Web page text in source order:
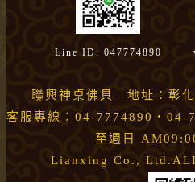
Line ID: 047774890
聯興神桌佛具 地址：彰
客服專線：04-7774890・04-
至週日
Lianxing Co.,